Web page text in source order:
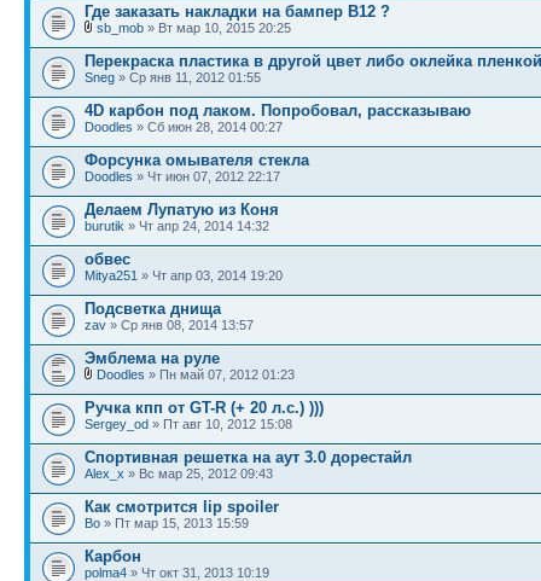
Где заказать накладки на бампер B12 ?
sb_mob » Вт мар 10, 2015 20:25
Перекраска пластика в другой цвет либо оклейка
Sneg » Ср янв 11, 2012 01:55
4D карбон под лаком. Попробовал, рассказываю
Doodles » Сб июн 28, 2014 00:27
Форсунка омывателя стекла
Doodles » Чт июн 07, 2012 22:17
Делаем Лупатую из Коня
burutik » Чт апр 24, 2014 14:32
обвес
Mitya251 » Чт апр 03, 2014 19:20
Подсветка днища
zav » Ср янв 08, 2014 13:57
Эмблема на руле
Doodles » Пн май 07, 2012 01:23
Ручка кпп от GT-R (+ 20 л.с.) )))
Sergey_od » Пт авг 10, 2012 15:08
Спортивная решетка на аут 3.0 дорестайл
Alex_x » Вс мар 25, 2012 09:43
Как смотрится lip spoiler
Bo » Пт мар 15, 2013 15:59
Карбон
polma4 » Чт окт 31, 2013 10:19